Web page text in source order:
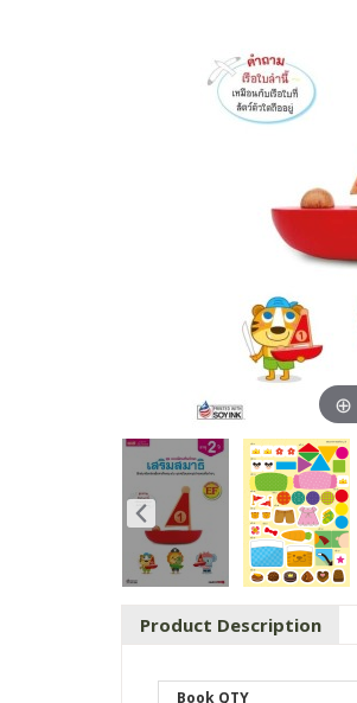
Product Description
Book QTY